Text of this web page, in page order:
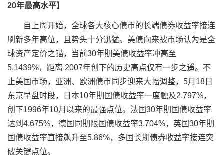
20年最高水平】
自上周开始，全球各大核心债市的长端债券收益率接连
刷新多年高位，且势头十分迅猛。美债向来被市场认为是全
球资产定价之锚，当前30年期美债收益率冲高至
5.1439%，距离 2007年创下的历史高点仅有一步之遥。不
止美国市场，亚洲、欧洲债市同步迎来大幅调整，5月18日
东京早盘时段，日本10年期国债收益率一度触及2.797%，
创下1996年10月以来的最强点位。法国30年期国债收益率
达到4.675%，德国同期限国债收益率3.704%，英国30年期
国债收益率直接飙升至5.86%，多国长期债券收益率接连突
破关键点位。